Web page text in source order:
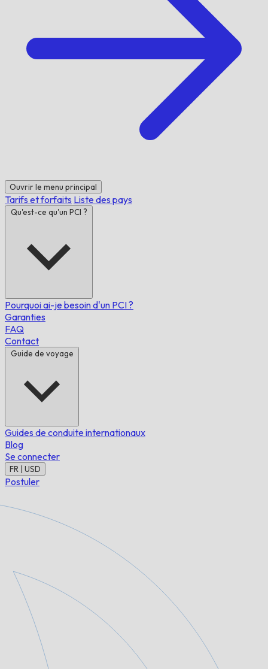
Ouvrir le menu principal
Tarifs et forfaits Liste des pays
Qu'est-ce qu'un PCI ?
Pourquoi ai-je besoin d'un PCI ?
Garanties
FAQ
Contact
Guide de voyage
Guides de conduite internationaux
Blog
Se connecter
FR | USD
Postuler